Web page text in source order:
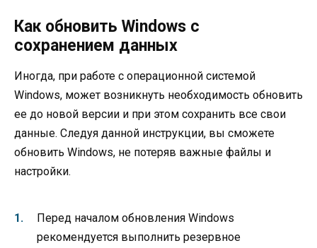
Как обновить Windows с
сохранением данных
Иногда, при работе с операционной системой
Windows, может возникнуть необходимость обновить
ее до новой версии и при этом сохранить все свои
данные. Следуя данной инструкции, вы сможете
обновить Windows, не потеряв важные файлы и
настройки.
Перед началом обновления Windows
рекомендуется выполнить резервное